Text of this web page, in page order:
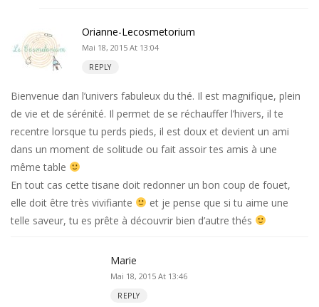
Orianne-Lecosmetorium
Mai 18, 2015 At 13:04
REPLY
Bienvenue dan l’univers fabuleux du thé. Il est magnifique, plein
de vie et de sérénité. Il permet de se réchauffer l’hivers, il te
recentre lorsque tu perds pieds, il est doux et devient un ami
dans un moment de solitude ou fait assoir tes amis à une
même table
En tout cas cette tisane doit redonner un bon coup de fouet,
elle doit être très vivifiante
et je pense que si tu aime une
telle saveur, tu es prête à découvrir bien d’autre thés
Marie
Mai 18, 2015 At 13:46
REPLY